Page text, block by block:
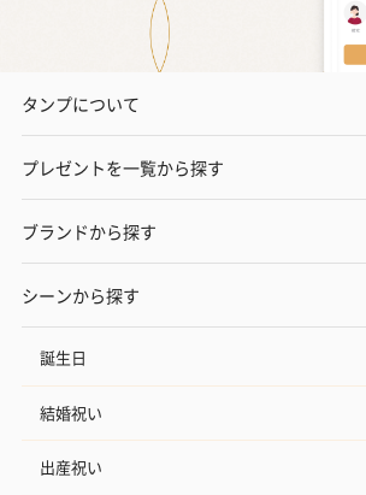
タンプについて
プレゼントを一覧から探す
ブランドから探す
シーンから探す
誕生日
結婚祝い
出産祝い